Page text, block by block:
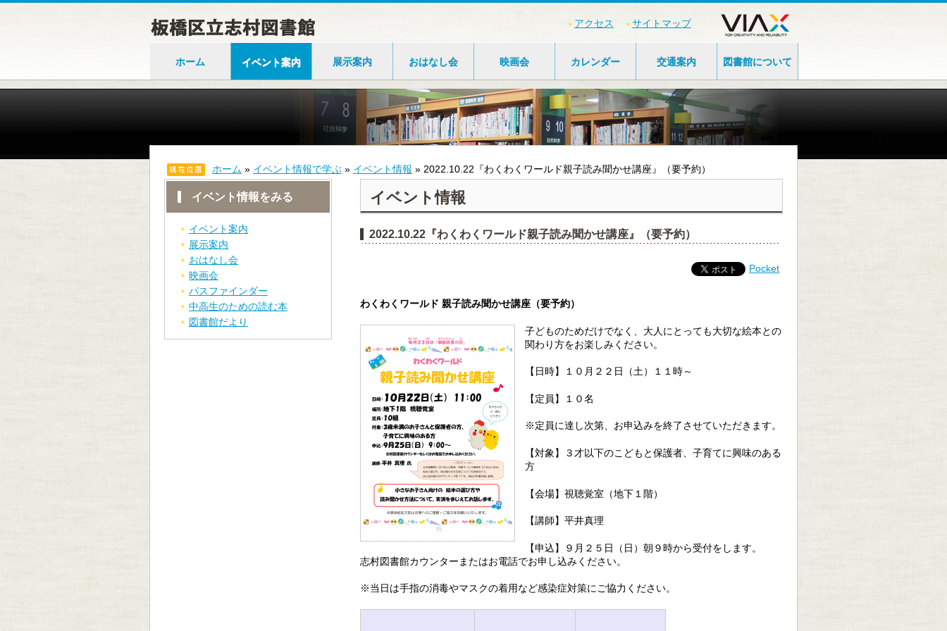
アクセス サイトマップ
ホーム イベント案内 展示案内 おはなし会 映画会 カレンダー 交通案内 図書館について
ホーム » イベント情報で学ぶ » イベント情報 » 2022.10.22『わくわくワールド親子読み聞かせ講座』（要予約）
イベント情報をみる
イベント案内
展示案内
おはなし会
映画会
パスファインダー
中高生のための読む本
図書館だより
イベント情報
2022.10.22『わくわくワールド親子読み聞かせ講座』（要予約）
Pocket
わくわくワールド 親子読み聞かせ講座（要予約）
子どものためだけでなく、大人にとっても大切な絵本との
関わり方をお楽しみください。
【日時】１０月２２日（土）１１時～
【定員】１０名
※定員に達し次第、お申込みを終了させていただきます。
【対象】３才以下のこどもと保護者、子育てに興味のある
方
【会場】視聴覚室（地下１階）
【講師】平井真理
【申込】９月２５日（日）朝９時から受付をします。
志村図書館カウンターまたはお電話でお申し込みください。
※当日は手指の消毒やマスクの着用など感染症対策にご協力ください。